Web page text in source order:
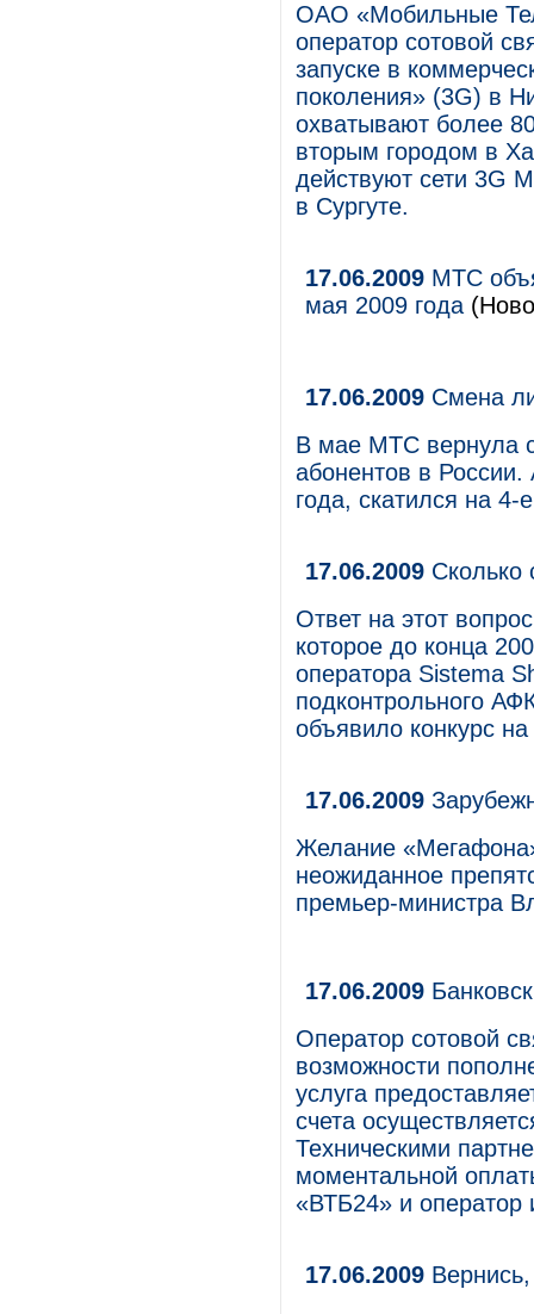
ОАО «Мобильные
оператор сотовой
запуске в
поколения» (3G) в
охватывают более
вторым городом в
действуют сети 3G
в Сургуте.
17.06.2009 МТС
мая 2009 года
17.06.2009 Смена
В мае МТС вернула
абонентов в
года, скатился на 4-
17.06.2009 Сколько
Ответ на этот
которое до конца
оператора Sistema
подконтрольного
объявило конкурс на
17.06.2009
Желание
неожиданное
премьер-министра
17.06.2009
Оператор сотовой
возможности
услуга
счета
Техническими
моментальной
«ВТБ24» и оператор
17.06.2009